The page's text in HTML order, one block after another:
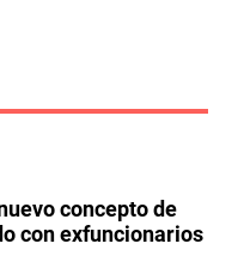
concepto de
con exfuncionarios